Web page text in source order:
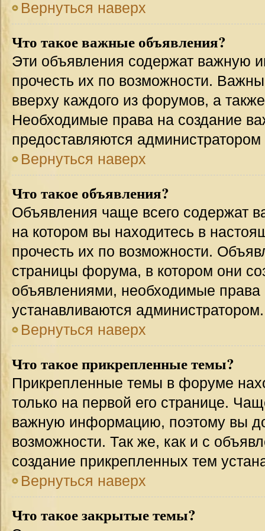
Вернуться наверх
Что такое важные объявления?
Эти объявления содержат
прочесть их по возможности.
вверху каждого из форумов, а
Необходимые права на создание
предоставляются
Вернуться наверх
Что такое объявления?
Объявления чаще всего
на котором вы находитесь в
прочесть их по возможности.
страницы форума, в котором они
объявлениями, необходимые права
устанавливаются администратором.
Вернуться наверх
Что такое прикрепленные темы?
Прикрепленные темы в форуме
только на первой его странице.
важную информацию, поэтому вы
возможности. Так же, как и с
создание прикрепленных тем
Вернуться наверх
Что такое закрытые темы?